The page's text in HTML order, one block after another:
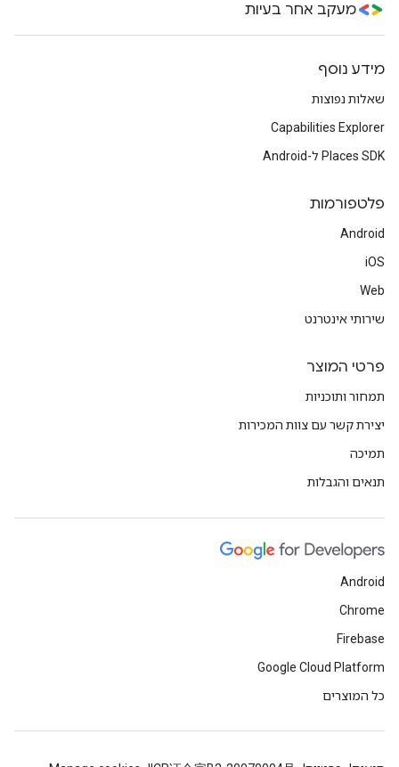
מעקב אחר בעיות
מידע נוסף
שאלות נפוצות
Capabilities Explorer
Places SDK ל-Android
פלטפורמות
Android
iOS
Web
שירותי אינטרנט
פרטי המוצר
תמחור ותוכניות
יצירת קשר עם צוות המכירות
תמיכה
תנאים והגבלות
Android
Chrome
Firebase
Google Cloud Platform
כל המוצרים